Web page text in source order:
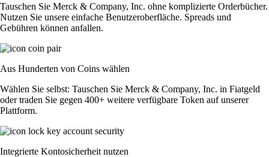
Tauschen Sie Merck & Company, Inc. ohne komplizierte Orderbücher.
Nutzen Sie unsere einfache Benutzeroberfläche. Spreads und
Gebühren können anfallen.
Aus Hunderten von Coins wählen
Wählen Sie selbst: Tauschen Sie Merck & Company, Inc. in Fiatgeld
oder traden Sie gegen 400+ weitere verfügbare Token auf unserer
Plattform.
Integrierte Kontosicherheit nutzen